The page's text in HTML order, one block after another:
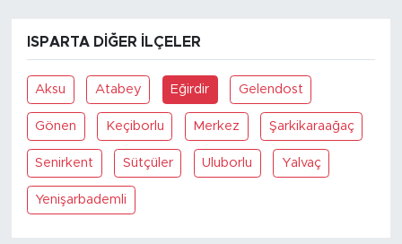
ISPARTA DIĞER İLÇELER
Aksu Atabey Eğirdir Gelendost
Gönen Keçiborlu Merkez Şarkikaraağaç
Senirkent Sütçüler Uluborlu Yalvaç
Yenişarbademli